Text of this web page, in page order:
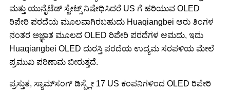
ಮತ್ತು ಯುನೈಟೆಡ್ ಸ್ಟೇಟ್ಸ್ ನಿಷೇಧಿಸಿದರೆ US ಗೆ ಹರಿಯುವ OLED
ರಿಪೇರಿ ಪರದೆಯ ಮೂಲವಾಗಿರಬಹುದು Huaqiangbei ಆರು ತಿಂಗಳ
ನಂತರ ಅಜ್ಞಾತ ಮೂಲದ OLED ರಿಪೇರಿ ಪರದೆಗಳ ಆಮದು, ಇದು
Huaqiangbei OLED ದುರಸ್ತಿ ಪರದೆಯ ಉದ್ಯಮ ಸರಪಳಿಯ ಮೇಲೆ
ಪ್ರಮುಖ ಪರಿಣಾಮ ಬೀರುತ್ತದೆ.
ಪ್ರಸ್ತುತ, ಸ್ಯಾಮ್‌ಸಂಗ್ ಡಿಸ್ಪ್ಲೇ 17 US ಕಂಪನಿಗಳಿಂದ OLED ರಿಪೇರಿ